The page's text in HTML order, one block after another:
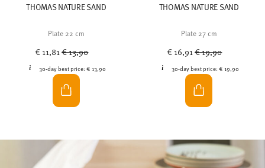
THOMAS NATURE SAND
Plate 22 cm
€ 11,81Price reduced from
€ 13,90
30-day best price:€ 13,90
THOMAS NATURE SAND
Plate 27 cm
€ 16,91Price reduced from
€ 19,90
30-day best price:€ 19,90